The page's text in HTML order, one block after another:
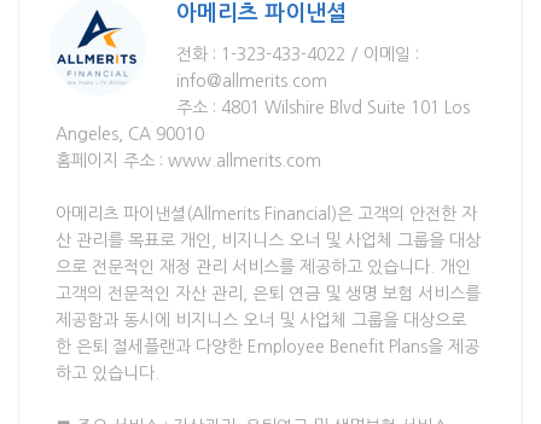
아메리츠 파이낸셜
전화 : 1-323-433-4022 / 이메일 :
info@allmerits.com
주소 : 4801 Wilshire Blvd Suite 101 Los
Angeles, CA 90010
홈페이지 주소 : www.allmerits.com
아메리츠 파이낸셜(Allmerits Financial)은 고객의 안전한 자
산 관리를 목표로 개인, 비지니스 오너 및 사업체 그룹을 대상
으로 전문적인 재정 관리 서비스를 제공하고 있습니다. 개인
고객의 전문적인 자산 관리, 은퇴 연금 및 생명 보험 서비스를
제공함과 동시에 비지니스 오너 및 사업체 그룹을 대상으로
한 은퇴 절세플랜과 다양한 Employee Benefit Plans을 제공
하고 있습니다.